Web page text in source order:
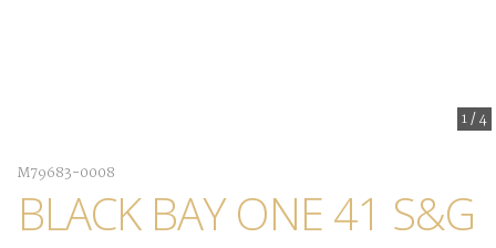
1/4
M79683-0008
BLACK BAY ONE 41 S&G